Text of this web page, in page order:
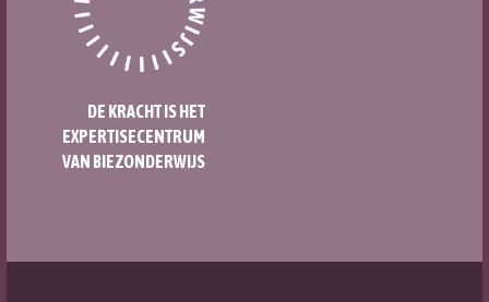
DE KRACHT IS HET
EXPERTISECENTRUM
VAN BIEZONDERWIJS